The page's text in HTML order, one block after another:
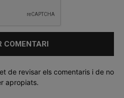
de revisar els comentaris i de no
apropiats.